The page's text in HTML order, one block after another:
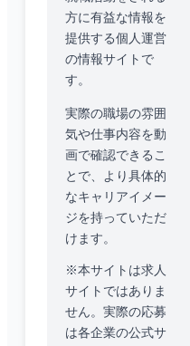
方に有益な情報を
提供する個人運営
の情報サイトで
す。
実際の職場の雰囲
気や仕事内容を動
画で確認できるこ
とで、より具体的
なキャリアイメー
ジを持っていただ
けます。
※本サイトは求人
サイトではありま
せん。実際の応募
は各企業の公式サ